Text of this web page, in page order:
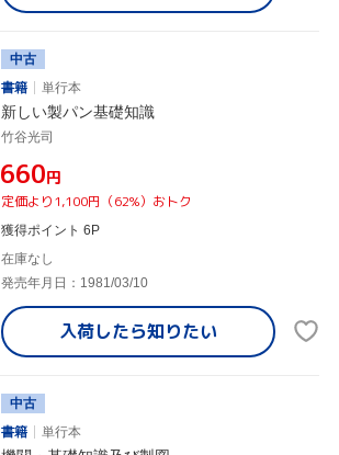
中古
書籍
単行本
新しい製パン基礎知識
竹谷光司
¥660円
定価より1,100円（62%）おトク
獲得ポイント 6P
在庫なし
発売年月日：1981/03/10
入荷したら知りたい
中古
書籍
単行本